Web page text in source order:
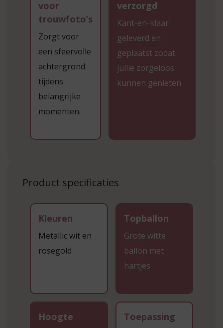
voor
trouwfoto’s
Zorgt voor
een sfeervolle
achtergrond
tijdens
belangrijke
momenten.
verzorgd
Kant-en-klaar
geleverd en
geplaatst zodat
jullie zorgeloos
kunnen genieten.
Product specificaties
Kleuren
Metallic wit en
rosegold
Topballon
Grote witte
ballon met
hartjes
Hoogte Toepassing